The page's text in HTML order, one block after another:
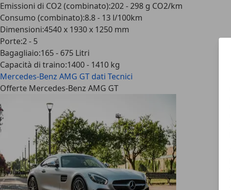
Emissioni di CO2 (combinato):202 - 298 g CO2/km
Consumo (combinato):8.8 - 13 l/100km
Dimensioni:4540 x 1930 x 1250 mm
Porte:2 - 5
Bagagliaio:165 - 675 Litri
Capacità di traino:1400 - 1410 kg
Mercedes-Benz AMG GT dati Tecnici
Offerte Mercedes-Benz AMG GT